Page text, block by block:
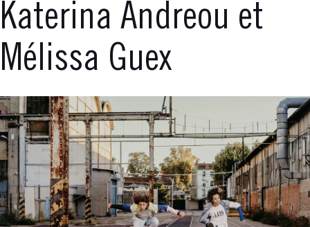
Katerina Andreou et
Mélissa Guex